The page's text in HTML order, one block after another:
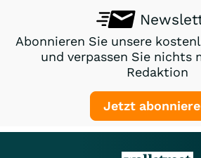
Abonnieren Sie unsere
und verpassen Sie nichts
Redaktion
Jetzt